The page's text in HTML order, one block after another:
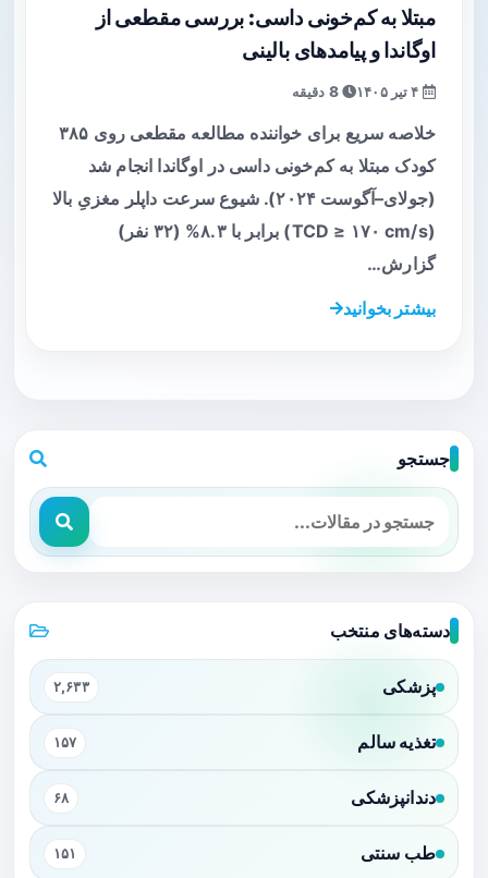
مبتلا به کم‌خونی داسی: بررسی مقطعی از
اوگاندا و پیامدهای بالینی
8 دقیقه
خلاصه سریع برای خواننده مطالعه مقطعی روی ۳۸۵
کودک مبتلا به کم‌خونی داسی در اوگاندا انجام شد
(جولای–آگوست ۲۰۲۴). شیوع سرعت داپلر مغزیِ بالا
(TCD ≥ ۱۷۰ cm/s) برابر با ۸.۳% (۳۲ نفر)
گزارش…
بیشتر بخوانید
جستجو
دسته‌های منتخب
پزشکی ۲,۶۳۳
تغذیه سالم ۱۵۷
دندانپزشکی ۶۸
طب سنتی ۱۵۱